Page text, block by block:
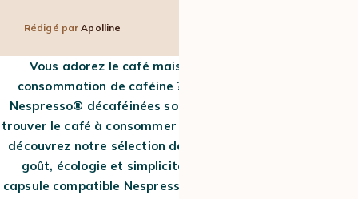
Rédigé parApolline
Vous adorez le café mais souhaitez réduire votre
consommation de caféine ? Les capsules compatibles
Nespresso® décaféinées sont parfaites pour vous. Pour
trouver le café à consommer à tout moment de la journée,
découvrez notre sélection des meilleurs cafés qui allient
goût, écologie et simplicité. Parmi elles, la meilleure
capsule compatible Nespresso® décaféinée vous garantit